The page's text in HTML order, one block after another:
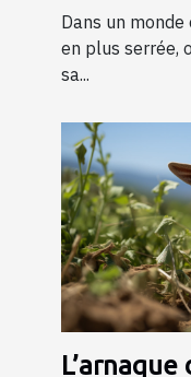
qualité ?
Dans un
en plus serrée,
sa...